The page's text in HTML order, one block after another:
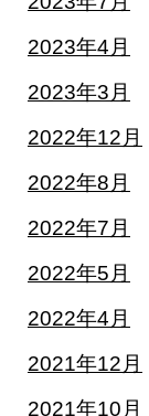
2023年4月
2023年3月
2022年12月
2022年8月
2022年7月
2022年5月
2022年4月
2021年12月
2021年10月